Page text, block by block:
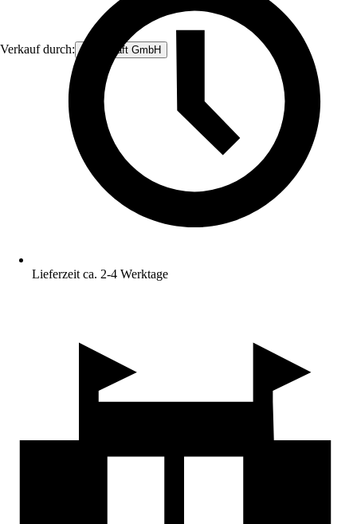
Verkauf durch: Silberkraft GmbH
Lieferzeit ca. 2-4 Werktage